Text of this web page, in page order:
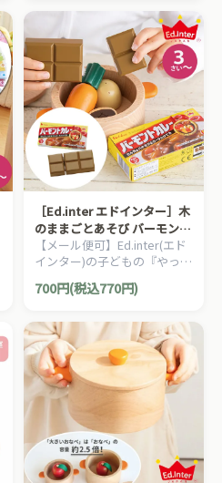
［Ed.inter エドインター］木
のままごとあそび バーモント
カレー 甘口
【メール便可】Ed.inter(エド
インター)の子どもの『やって
みたい！』を叶えてくれるエ
ドインターの木のままごとあ
と『100% りんごジュース』
です。
700円(税込770円)